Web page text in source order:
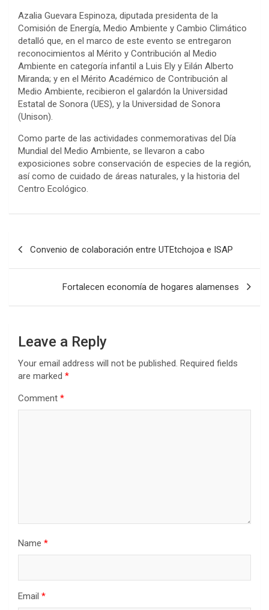
Azalia Guevara Espinoza, diputada presidenta de la
Comisión de Energía, Medio Ambiente y Cambio Climático
detalló que, en el marco de este evento se entregaron
reconocimientos al Mérito y Contribución al Medio
Ambiente en categoría infantil a Luis Ely y Eilán Alberto
Miranda; y en el Mérito Académico de Contribución al
Medio Ambiente, recibieron el galardón la Universidad
Estatal de Sonora (UES), y la Universidad de Sonora
(Unison).
Como parte de las actividades conmemorativas del Día
Mundial del Medio Ambiente, se llevaron a cabo
exposiciones sobre conservación de especies de la región,
así como de cuidado de áreas naturales, y la historia del
Centro Ecológico.
Convenio de colaboración entre UTEtchojoa e ISAP
Fortalecen economía de hogares alamenses
Leave a Reply
Your email address will not be published. Required fields
are marked *
Comment *
Name *
Email *